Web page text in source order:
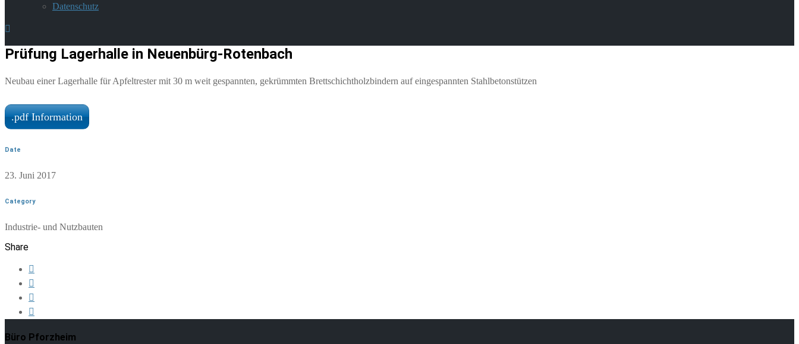
Datenschutz
Prüfung Lagerhalle in Neuenbürg-Rotenbach
Neubau einer Lagerhalle für Apfeltrester mit 30 m weit gespannten, gekrümmten Brettschichtholzbindern auf eingespannten Stahlbetonstützen
.pdf Information
Date
23. Juni 2017
Category
Industrie- und Nutzbauten
Share
Büro Pforzheim